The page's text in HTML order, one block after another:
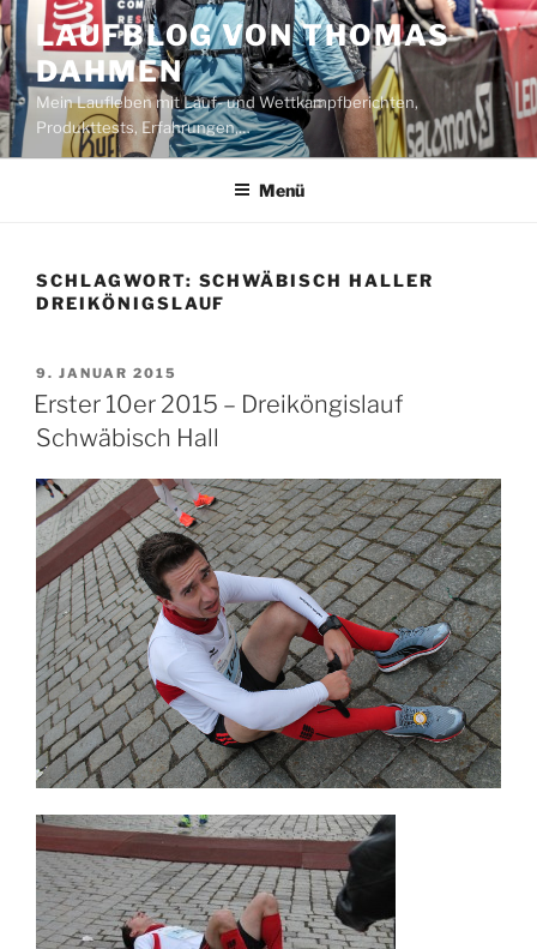
Zum
Inhalt
springen
LAUFBLOG VON THOMAS
DAHMEN
Mein Laufleben mit Lauf- und Wettkampfberichten,
Produkttests, Erfahrungen,…
Menü
SCHLAGWORT: SCHWÄBISCH HALLER
DREIKÖNIGSLAUF
VERÖFFENTLICHT
AM
9. JANUAR 2015
Erster 10er 2015 – Dreiköngislauf
Schwäbisch Hall